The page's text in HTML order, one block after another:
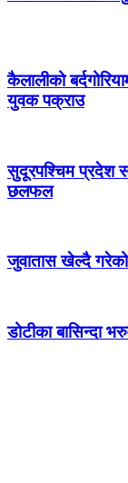
कैलालीको
युवक पक्राउ
सुदूरपश्चिम प्रदेश
छलफल
जुवातास खेल्दै
डोटीका बासिन्दा